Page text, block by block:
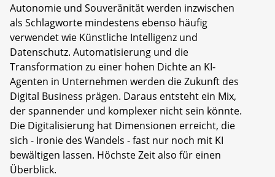
Autonomie und Souveränität werden inzwischen
als Schlagworte mindestens ebenso häufig
verwendet wie Künstliche Intelligenz und
Datenschutz. Automatisierung und die
Transformation zu einer hohen Dichte an KI-
Agenten in Unternehmen werden die Zukunft des
Digital Business prägen. Daraus entsteht ein Mix,
der spannender und komplexer nicht sein könnte.
Die Digitalisierung hat Dimensionen erreicht, die
sich - Ironie des Wandels - fast nur noch mit KI
bewältigen lassen. Höchste Zeit also für einen
Überblick.